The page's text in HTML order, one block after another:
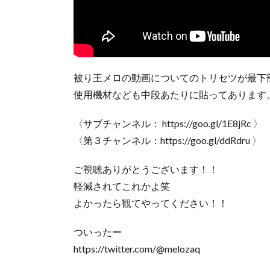
被り王メロの動画についてのトリセツが最下
使用機材なども中段あたりに貼ってあります。
〈サブチャンネル： https://goo.gl/1E8jRc 〉
〈第３チャンネル：https://goo.gl/ddRdru 〉
ご視聴ありがとうございます！！
軽減されてこれかよ笑
よかったら観てやってください！！
ついったー
https://twitter.com/@melozaq